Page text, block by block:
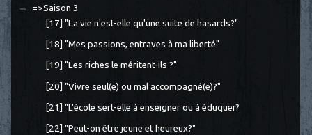
=>Saison 3
[17] "La vie n'est-elle qu'une suite de hasards?"
[18] "Mes passions, entraves à ma liberté"
[19] "Les riches le méritent-ils ?"
[20] "Vivre seul(e) ou mal accompagné(e)?"
[21] "L'école sert-elle à enseigner ou à éduquer?
[22] "Peut-on être jeune et heureux?"